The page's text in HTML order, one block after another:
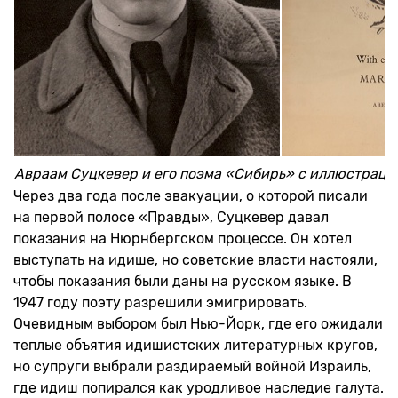
Авраам Суцкевер и его поэма «Сибирь» с
Через два года после эвакуации, о которой писали
на первой полосе «Правды», Суцкевер давал
показания на Нюрнбергском процессе. Он хотел
выступать на идише, но советские власти настояли,
чтобы показания были даны на русском языке. В
1947 году поэту разрешили эмигрировать.
Очевидным выбором был Нью-Йорк, где его ожидали
теплые объятия идишистских литературных кругов,
но супруги выбрали раздираемый войной Израиль,
где идиш попирался как уродливое наследие галута.